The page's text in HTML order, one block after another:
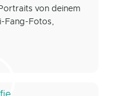
von deinem
Fang-Fotos,